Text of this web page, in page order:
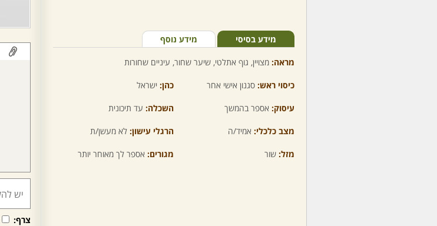
מידע בסיסי מידע נוסף
מראה: מצויין, גוף אתלטי, שיער שחור, עיניים שחורות
כיסוי ראש: סגנון אישי אחר כהן: ישראל
עיסוק: אספר בהמשך השכלה: עד תיכונית
מצב כלכלי: אמיד/ה הרגלי עישון: לא מעשן/ת
מזל: שור מגורים: אספר לך מאוחר יותר
צרף: